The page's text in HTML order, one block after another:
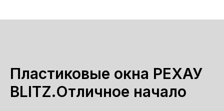
Пластиковые окна РЕХАУ
BLITZ.Отличное начало